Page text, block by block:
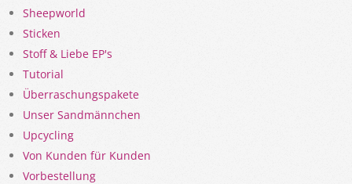
Sheepworld
Sticken
Stoff & Liebe EP's
Tutorial
Überraschungspakete
Unser Sandmännchen
Upcycling
Von Kunden für Kunden
Vorbestellung